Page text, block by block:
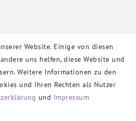
Website. Einige von diesen
uns helfen, diese Website und
Weitere Informationen zu den
und Ihren Rechten als Nutzer
und Impressum